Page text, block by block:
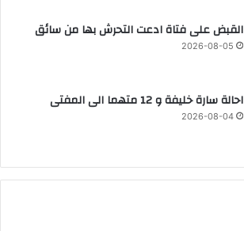
القبض على فتاة ادعت التحرش بها من سائق
2026-08-05
احالة سارة خليفة و 12 متهما الى المفتى
2026-08-04